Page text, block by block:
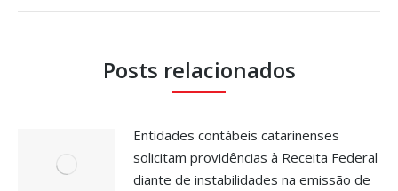
Posts relacionados
Entidades contábeis catarinenses
solicitam providências à Receita Federal
diante de instabilidades na emissão de